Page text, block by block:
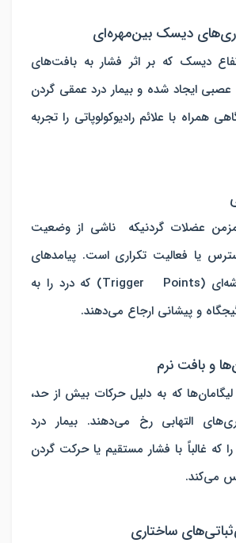
دیسک بین‌مهره‌ای
دیسک که بر اثر فشار به بافت‌های
ایجاد شده و بیمار درد عمقی گردن
همراه با علائم رادیوکولوپاتی را تجربه
عضلات گردنیکه ناشی از وضعیت
یا فعالیت تکراری است. پیامدهای
آن ایجاد نقاط ماشه‌ای (Trigger Points) که درد را به
و پیشانی ارجاع می‌دهند.
و بافت نرم
که به دلیل حرکات بیش از حد،
التهابی رخ می‌دهند. بیمار درد
که غالباً با فشار مستقیم یا حرکت گردن
می‌کند.
ساختاری